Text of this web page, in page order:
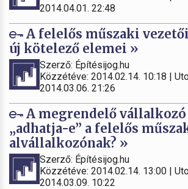
2014.04.01. 22:48
A felelős műszaki
új kötelező elemei »
Szerző: Építésijog.hu
Közzétéve: 2014.02.14. 10:18 |
2014.03.06. 21:26
A megrendelő
„adhatja-e” a felelős
alvállalkozónak? »
Szerző: Építésijog.hu
Közzétéve: 2014.02.14. 13:00 |
2014.03.09. 10:22